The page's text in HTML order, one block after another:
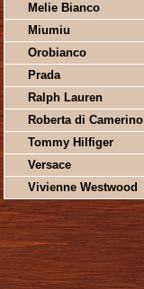
Melie Bianco
Miumiu
Orobianco
Prada
Ralph Lauren
Roberta di Camerino
Tommy Hilfiger
Versace
Vivienne Westwood